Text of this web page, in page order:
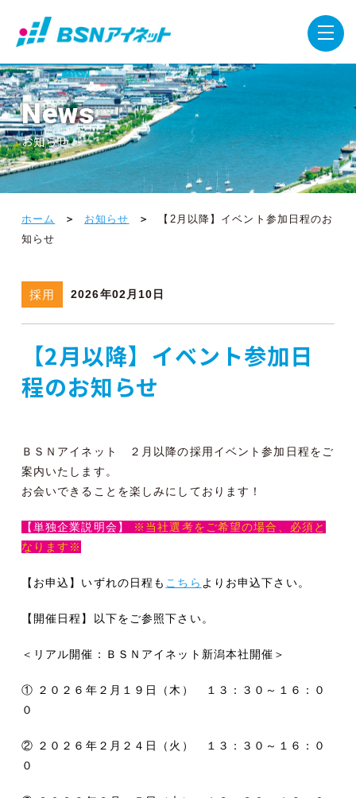
News
お知らせ
ホーム お知らせ
【2月以降】イベント参加日程のお
知らせ
採用 2026年02月10日
【2月以降】イベント参加日
程のお知らせ
ＢＳＮアイネット ２月以降の採用イベント参加日程をご
案内いたします。
お会いできることを楽しみにしております！
【単独企業説明会】
※当社選考をご希望の場合、必須と
なります※
【お申込】いずれの日程も こちら よりお申込下さい。
【開催日程】以下をご参照下さい。
＜リアル開催：ＢＳＮアイネット新潟本社開催＞
① ２０２６年２月１９日（木） １３：３０～１６：０
０
② ２０２６年２月２４日（火） １３：３０～１６：０
０